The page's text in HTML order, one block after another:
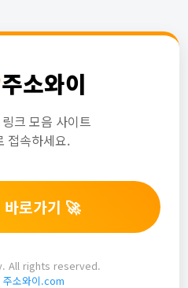
주소와이
크 모음 사이트
접속하세요.
로가기 🚀
All rights reserved.
주소와이.com